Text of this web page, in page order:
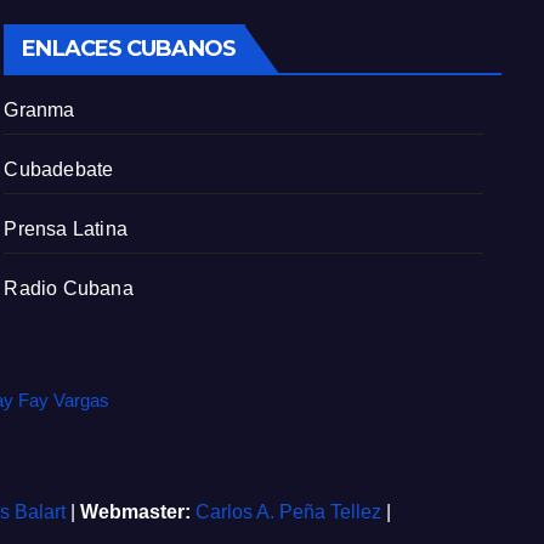
ENLACES CUBANOS
Granma
Cubadebate
Prensa Latina
Radio Cubana
Fay Vargas
Balart Webmaster: Carlos A. Peña Tellez